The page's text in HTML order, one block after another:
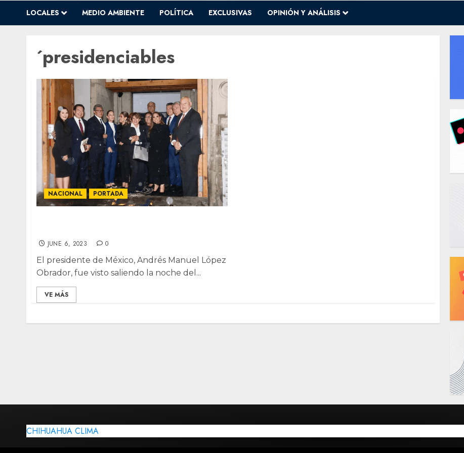
LOCALES MEDIO AMBIENTE POLÍTICA EXCLUSIVAS OPINIÓN Y ANÁLISIS
´presidenciables
NACIONAL PORTADA
JUNE 6, 2023 0
El presidente de México, Andrés Manuel López
Obrador, fue visto saliendo la noche del...
VE MÁS
CHIHUAHUA CLIMA